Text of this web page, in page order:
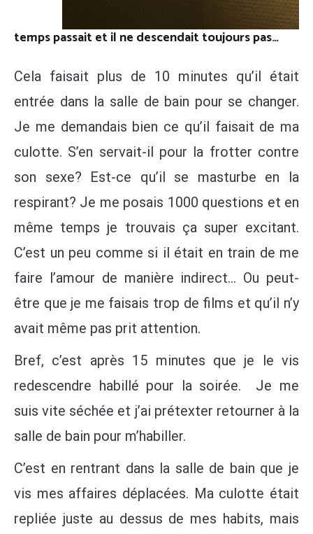
temps passait et il ne descendait toujours pas…
Cela faisait plus de 10 minutes qu’il était
entrée dans la salle de bain pour se changer.
Je me demandais bien ce qu’il faisait de ma
culotte. S’en servait-il pour la frotter contre
son sexe? Est-ce qu’il se masturbe en la
respirant? Je me posais 1000 questions et en
même temps je trouvais ça super excitant.
C’est un peu comme si il était en train de me
faire l’amour de manière indirect… Ou peut-
être que je me faisais trop de films et qu’il n’y
avait même pas prit attention.
Bref, c’est après 15 minutes que je le vis
redescendre habillé pour la soirée. Je me
suis vite séchée et j’ai prétexter retourner à la
salle de bain pour m’habiller.
C’est en rentrant dans la salle de bain que je
vis mes affaires déplacées. Ma culotte était
repliée juste au dessus de mes habits, mais